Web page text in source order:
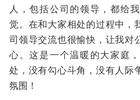
人，包括公司的领导，都给
觉。在和大家相处的过程中，
司领导交流也很愉快，让我对
心。这是一个温暖的大家庭
处，没有勾心斗角，没有人际
氛围！